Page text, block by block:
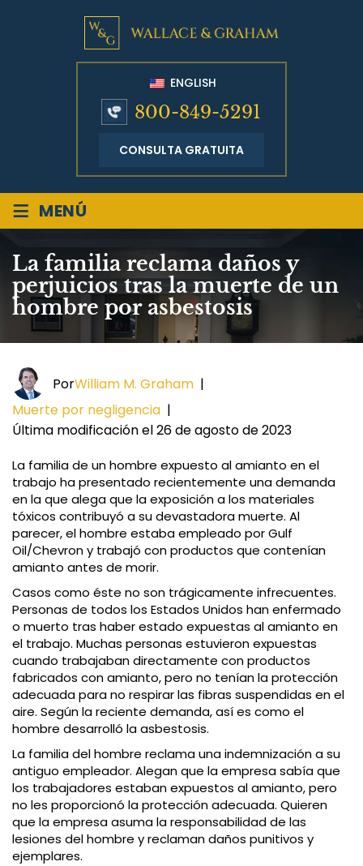
ENGLISH
800-849-5291
CONSULTA GRATUITA
≡ MENÚ
La familia reclama daños y
perjuicios tras la muerte de un
hombre por asbestosis
PorWilliam M. Graham |
Muerte por negligencia |
Última modificación el 26 de agosto de 2023
La familia de un hombre expuesto al amianto en el
trabajo ha presentado recientemente una demanda
en la que alega que la exposición a los materiales
tóxicos contribuyó a su devastadora muerte. Al
parecer, el hombre estaba empleado por Gulf
Oil/Chevron y trabajó con productos que contenían
amianto antes de morir.
Casos como éste no son trágicamente infrecuentes.
Personas de todos los Estados Unidos han enfermado
o muerto tras haber estado expuestas al amianto en
el trabajo. Muchas personas estuvieron expuestas
cuando trabajaban directamente con productos
fabricados con amianto, pero no tenían la protección
adecuada para no respirar las fibras suspendidas en el
aire. Según la reciente demanda, así es como el
hombre desarrolló la asbestosis.
La familia del hombre reclama una indemnización a su
antiguo empleador. Alegan que la empresa sabía que
los trabajadores estaban expuestos al amianto, pero
no les proporcionó la protección adecuada. Quieren
que la empresa asuma la responsabilidad de las
lesiones del hombre y reclaman daños punitivos y
ejemplares.